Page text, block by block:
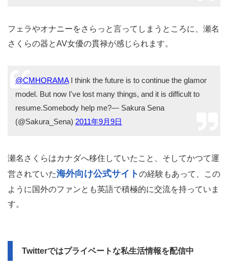
フェラやオナニーをさらっと言ってしまうところに、瀬名
さくらの器とAV女優の貫禄が感じられます。
@CMHORAMAI think the future is to continue the glamor
model. But now I've lost many things, and it is difficult to
resume.Somebody help me?— Sakura Sena
(@Sakura_Sena) 2011年9月9日
瀬名さくらはカナダへ移住していたこと、そしてかつて運
営されていた海外向け公式サイトの経験もあって、この
ように国外のファンとも英語で積極的に交流を持っていま
す。
Twitterではプライベートな私生活情報を配信中